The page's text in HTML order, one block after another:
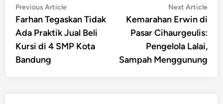
Post
navigation
Previous ArticlePrevious
article:
Farhan Tegaskan Tidak
Ada Praktik Jual Beli
Kursi di 4 SMP Kota
Bandung
Next Article
Kemarahan Erwin di
Pasar Cihaurgeulis:
Pengelola Lalai,
Sampah Menggunung